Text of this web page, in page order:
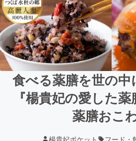
食べる薬膳を世の中
『楊貴妃の愛した
薬膳おこわ
楊貴妃ポケット フード・